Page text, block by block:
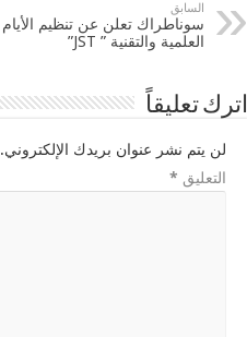
السابق
سوناطراك تعلن عن تنظيم الأيام
العلمية والتقنية ” JST”
اترك تعليقاً
لن يتم نشر عنوان بريدك الإلكتروني.
التعليق *